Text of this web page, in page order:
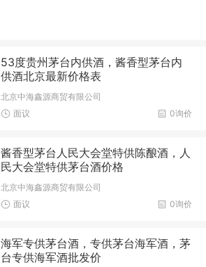
53度贵州茅台内供酒，酱香型茅台内
供酒北京最新价格表
北京中海鑫源商贸有限公司
0询价
面议
酱香型茅台人民大会堂特供陈酿酒，人
民大会堂特供茅台酒价格
北京中海鑫源商贸有限公司
0询价
面议
海军专供茅台酒，专供茅台海军酒，茅
台专供海军酒批发价